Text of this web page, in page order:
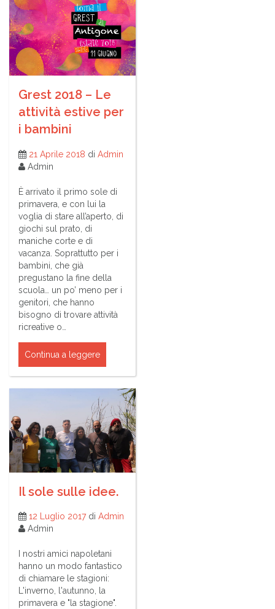
Grest 2018 – Le
attività estive per
i bambini
21 Aprile 2018 di Admin
Admin
È arrivato il primo sole di
primavera, e con lui la
voglia di stare all’aperto, di
giochi sul prato, di
maniche corte e di
vacanza. Soprattutto per i
bambini, che già
pregustano la fine della
scuola… un po’ meno per i
genitori, che hanno
bisogno di trovare attività
ricreative o…
Continua a leggere
Il sole sulle idee.
12 Luglio 2017di Admin
Admin
I nostri amici napoletani
hanno un modo fantastico
di chiamare le stagioni:
L'inverno, l'autunno, la
primavera e "la stagione".